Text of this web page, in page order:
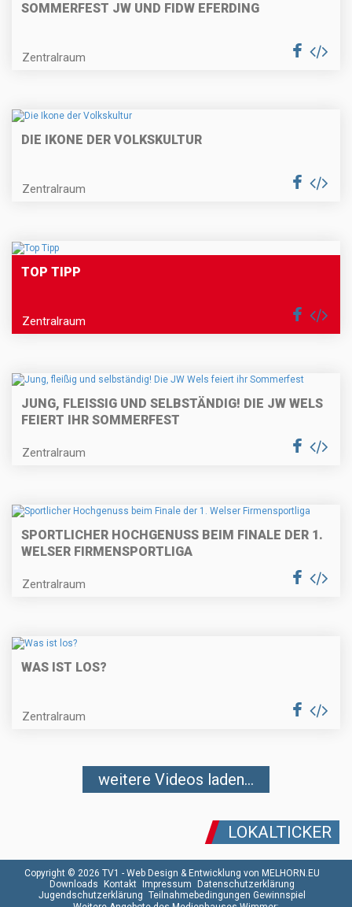
SOMMERFEST JW UND FIDW EFERDING
Zentralraum
DIE IKONE DER VOLKSKULTUR
Zentralraum
TOP TIPP
Zentralraum
JUNG, FLEISSIG UND SELBSTÄNDIG! DIE JW WELS F
EIERT IHR SOMMERFEST
Zentralraum
SPORTLICHER HOCHGENUSS BEIM FINALE DER 1.
WELSER FIRMENSPORTLIGA
Zentralraum
WAS IST LOS?
Zentralraum
weitere Videos laden...
LOKALTICKER
Copyright © 2026 TV1 - Web Design & Entwicklung von MELHORN.EU
Downloads Kontakt Impressum Datenschutzerklärung
Jugendschutzerklärung Teilnahmebedingungen Gewinnspiel